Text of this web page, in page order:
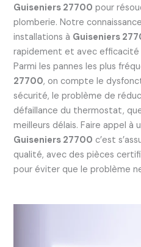
Guiseniers 27700 pour
plomberie. Notre
installations à Guiseniers
rapidement et avec efficacité
Parmi les pannes les plus
27700, on compte le
sécurité, le problème de
défaillance du thermostat,
meilleurs délais. Faire appel à
Guiseniers 27700 c’est
qualité, avec des pièces
pour éviter que le problème